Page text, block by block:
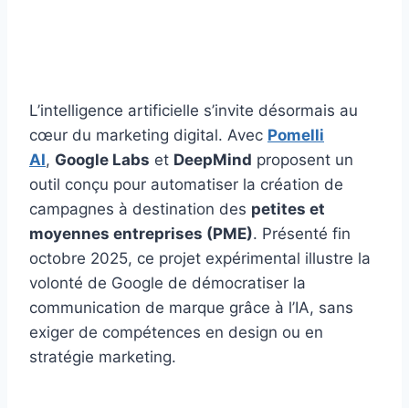
L’intelligence artificielle s’invite désormais au
cœur du marketing digital. Avec Pomelli
AI, Google Labs et DeepMind proposent un
outil conçu pour automatiser la création de
campagnes à destination des petites et
moyennes entreprises (PME). Présenté fin
octobre 2025, ce projet expérimental illustre la
volonté de Google de démocratiser la
communication de marque grâce à l’IA, sans
exiger de compétences en design ou en
stratégie marketing.